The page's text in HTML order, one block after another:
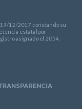
12/2017 constando su
estatal por
asignado el 2054.